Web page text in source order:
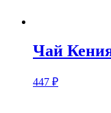
Чай
447 ₽